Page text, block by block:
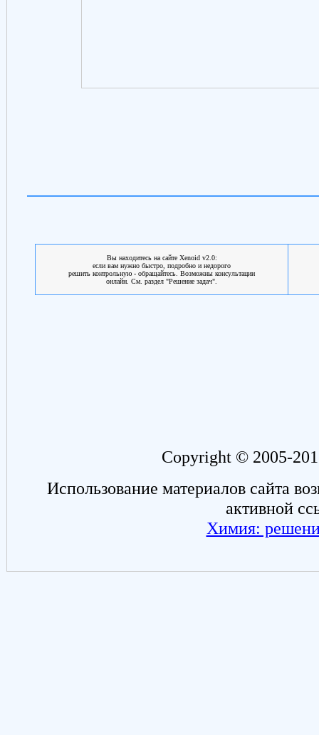
Вы находитесь на сайте Xenoid v2.0:
если вам нужно быстро, подробно и недорого
решить контрольную - обращайтесь. Возможны консультации
онлайн. См. раздел "Решение задач".
Copyright © 2005-
Использование материалов сайта
активной
Химия: